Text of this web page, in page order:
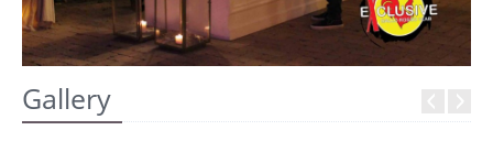
Gallery